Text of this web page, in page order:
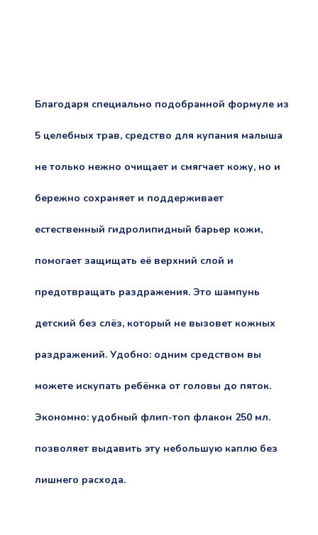
Благодаря специально подобранной формуле из
5 целебных трав, средство для купания малыша
не только нежно очищает и смягчает кожу, но и
бережно сохраняет и поддерживает
естественный гидролипидный барьер кожи,
помогает защищать её верхний слой и
предотвращать раздражения. Это шампунь
детский без слёз, который не вызовет кожных
раздражений. Удобно: одним средством вы
можете искупать ребёнка от головы до пяток.
Экономно: удобный флип-топ флакон 250 мл.
позволяет выдавить эту небольшую каплю без
лишнего расхода.